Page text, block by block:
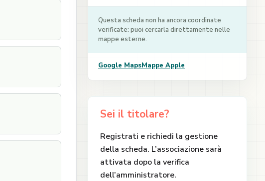
Questa scheda non ha ancora coordinate
verificate: puoi cercarla direttamente nelle
mappe esterne.
Google MapsMappe Apple
Sei il titolare?
Registrati e richiedi la gestione
della scheda. L’associazione sarà
attivata dopo la verifica
dell’amministratore.